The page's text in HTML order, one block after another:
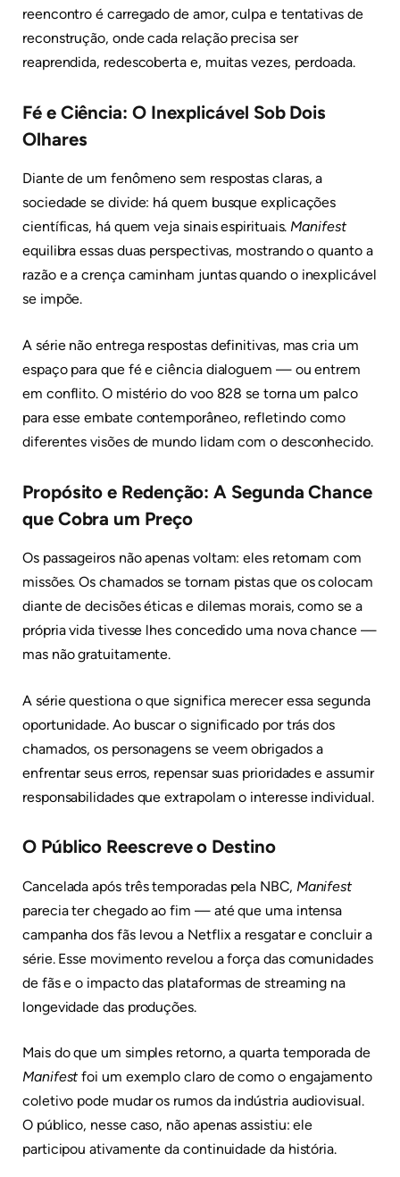
reencontro é carregado de amor, culpa e tentativas de
reconstrução, onde cada relação precisa ser
reaprendida, redescoberta e, muitas vezes, perdoada.
Fé e Ciência: O Inexplicável Sob Dois
Olhares
Diante de um fenômeno sem respostas claras, a
sociedade se divide: há quem busque explicações
científicas, há quem veja sinais espirituais.Manifest
equilibra essas duas perspectivas, mostrando o quanto a
razão e a crença caminham juntas quando o inexplicável
se impõe.
A série não entrega respostas definitivas, mas cria um
espaço para que fé e ciência dialoguem — ou entrem
em conflito. O mistério do voo 828 se torna um palco
para esse embate contemporâneo, refletindo como
diferentes visões de mundo lidam com o desconhecido.
Propósito e Redenção: A Segunda Chance
que Cobra um Preço
Os passageiros não apenas voltam: eles retornam com
missões. Os chamados se tornam pistas que os colocam
diante de decisões éticas e dilemas morais, como se a
própria vida tivesse lhes concedido uma nova chance —
mas não gratuitamente.
A série questiona o que significa merecer essa segunda
oportunidade. Ao buscar o significado por trás dos
chamados, os personagens se veem obrigados a
enfrentar seus erros, repensar suas prioridades e assumir
responsabilidades que extrapolam o interesse individual.
O Público Reescreve o Destino
Cancelada após três temporadas pela NBC, Manifest
parecia ter chegado ao fim — até que uma intensa
campanha dos fãs levou a Netflix a resgatar e concluir a
série. Esse movimento revelou a força das comunidades
de fãs e o impacto das plataformas de streaming na
longevidade das produções.
Mais do que um simples retorno, a quarta temporada de
Manifest foi um exemplo claro de como o engajamento
coletivo pode mudar os rumos da indústria audiovisual.
O público, nesse caso, não apenas assistiu: ele
participou ativamente da continuidade da história.